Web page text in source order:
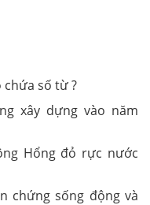
chứa số từ ?
xây dựng vào năm
Hổng đỏ rực nước
chứng sống động và